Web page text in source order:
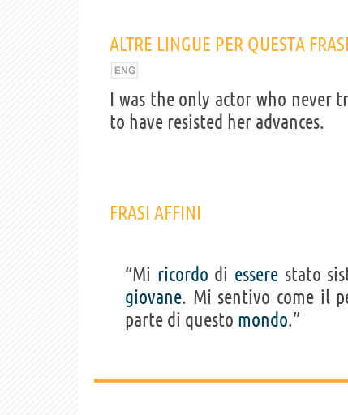
ALTRE LINGUE PER QUESTA
I was the only actor who never
to have resisted her advances.
FRASI AFFINI
“Mi ricordo di essere stato
giovane. Mi sentivo come il
parte di questo mondo.”